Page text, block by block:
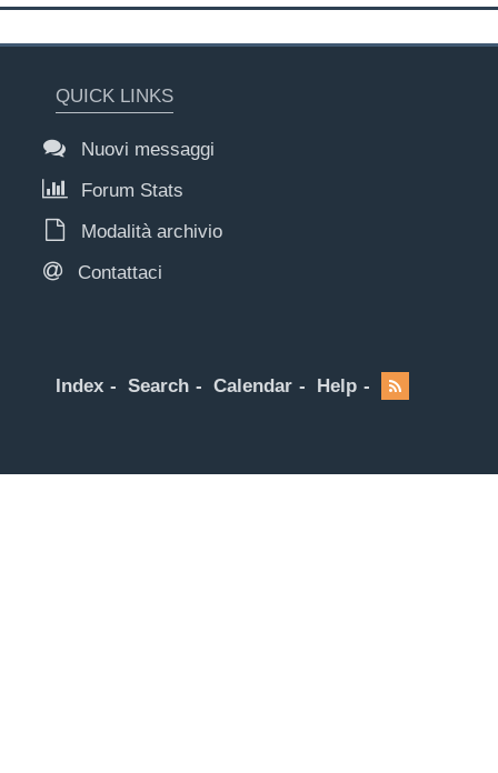
QUICK LINKS
Nuovi messaggi
Forum Stats
Modalità archivio
Contattaci
Index Search Calendar Help